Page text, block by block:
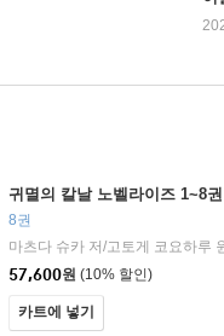
귀멸의 칼날 노벨라이즈 1~8
8권
마츠다 슈카 저/고토게 코요하루
57,600원 (10% 할인)
카트에 넣기